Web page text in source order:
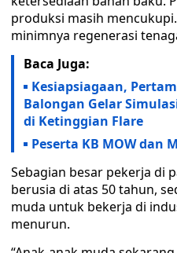
produksi masih
minimnya regenerasi
Baca Juga:
Kesiapsiagaan,
Balongan Gelar
di Ketinggian Flare
Peserta KB MOW dan
Sebagian besar pekerja di
berusia di atas 50 tahun,
muda untuk bekerja di
menurun.